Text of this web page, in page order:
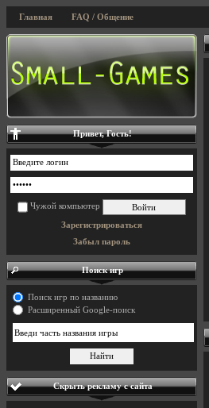
Главная FAQ / Общение
Привет, Гость!
Чужой компьютер
Зарегистрироваться
Забыл пароль
Поиск игр
Поиск игр по названию
Расширенный Google-поиск
Скрыть рекламу с сайта